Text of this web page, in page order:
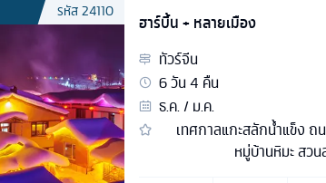
รหัส24110
ฮาร์บิ้น + หลายเมือง
ทัวร์จีน
6วัน4 คืน
ธ.ค. / ม.ค.
เทศกาลแกะสลักน้ำแข็ง ถ
หมู่บ้านหิมะ สว